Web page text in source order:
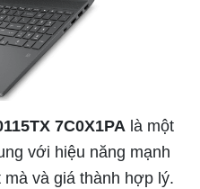
7C0X1PA là một
với hiệu năng mạnh
và giá thành hợp lý.